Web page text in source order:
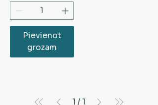
Pievienot
grozam
1 / 1